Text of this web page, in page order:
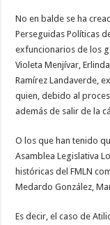
No en balde se ha
Perseguidas Políticas
exfuncionarios de los
Violeta Menjívar,
Ramírez Landaverde,
quien, debido al
además de salir de la
O los que han tenido
Asamblea Legislativa
históricas del FMLN
Medardo González,
Es decir, el caso de